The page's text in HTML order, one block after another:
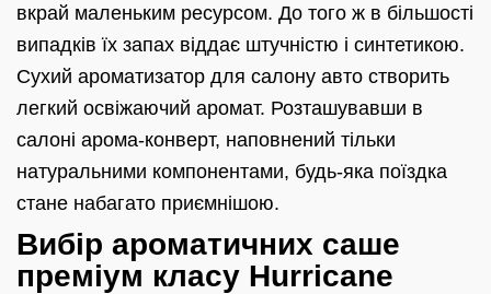
вкрай маленьким ресурсом. До того ж в більшості
випадків їх запах віддає штучністю і синтетикою.
Сухий ароматизатор для салону авто створить
легкий освіжаючий аромат. Розташувавши в
салоні арома-конверт, наповнений тільки
натуральними компонентами, будь-яка поїздка
стане набагато приємнішою.
Вибір ароматичних саше
преміум класу Hurricane